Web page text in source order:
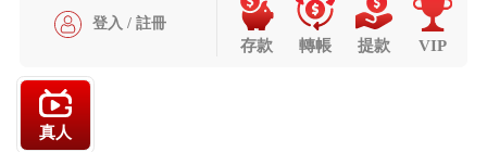
卡利百家樂預測系統
體驗金888免費領